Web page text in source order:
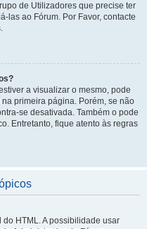
de Utilizadores que precise ter
las ao Fórum. Por Favor, contacte
a visualizar o mesmo, pode
primeira página. Porém, se não
se desativada. Também o pode
Entretanto, fique atento às regras
HTML. A possibilidade usar